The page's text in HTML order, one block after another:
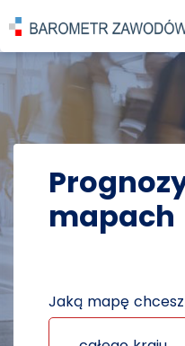
POWRÓT DO STRONY
PROGNOZY
mapach
Jaką mapę